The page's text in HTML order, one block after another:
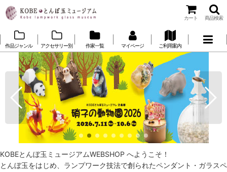
カート 商品検索
作品ジャンル アクセサリー別 作家一覧 マイページ ご利用案内
KOBEとんぼ玉ミュージアムWEBSHOP へようこそ！
とんぼ玉をはじめ、ランプワーク技法で創られたペンダント・ガラスペ